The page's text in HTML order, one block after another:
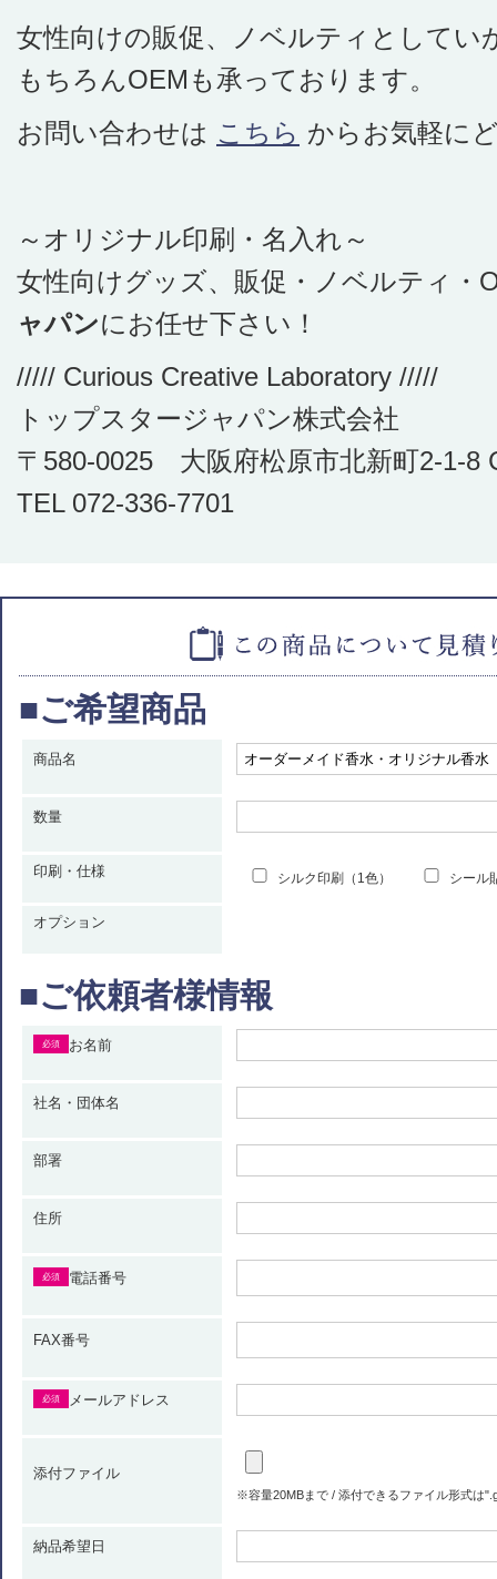
女性向けの販促、ノベルティとしてい
もちろんOEMも承っております。
お問い合わせは こちら からお気軽に
～オリジナル印刷・名入れ～
女性向けグッズ、販促・ノベルティ・
ャパンにお任せ下さい！
///// Curious Creative Laboratory /////
トップスタージャパン株式会社
〒580-0025 大阪府松原市北新町2-1-8
TEL 072-336-7701
■ご希望商品
商品名
数量
印刷・仕様 シルク印刷（1色） シール
オプション
■ご依頼者様情報
お名前
必須
社名・団体名
部署
住所
電話番号
必須
FAX番号
メールアドレス
必須
添付ファイル
※容量20MBまで / 添付できるファイル形式は
納品希望日